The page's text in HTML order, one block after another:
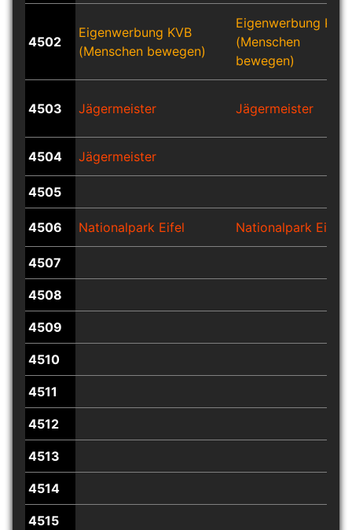
4502
Eigenwerbung KVB
(Menschen bewegen)
Eigenwerbung KVB
(Menschen
bewegen)
4503 Jägermeister Jägermeister
4504 Jägermeister
4505
4506 Nationalpark Eifel Nationalpark Eifel
4507
4508
4509
4510
4511
4512
4513
4514
4515